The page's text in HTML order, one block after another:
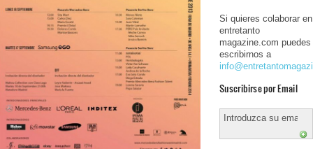
Si quieres colaborar en
entretanto
magazine.com puedes
escribirnos a
Suscribirse por Email